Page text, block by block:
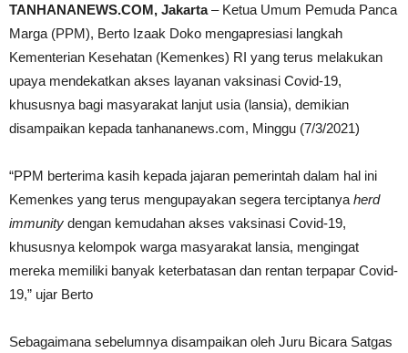
TANHANANEWS.COM, Jakarta– Ketua Umum Pemuda Panca
Marga (PPM), Berto Izaak Doko mengapresiasi langkah
Kementerian Kesehatan (Kemenkes) RI yang terus melakukan
upaya mendekatkan akses layanan vaksinasi Covid-19,
khususnya bagi masyarakat lanjut usia (lansia), demikian
disampaikan kepada tanhananews.com, Minggu (7/3/2021)
“PPM berterima kasih kepada jajaran pemerintah dalam hal ini
Kemenkes yang terus mengupayakan segera terciptanya herd
immunity dengan kemudahan akses vaksinasi Covid-19,
khususnya kelompok warga masyarakat lansia, mengingat
mereka memiliki banyak keterbatasan dan rentan terpapar Covid-
19,” ujar Berto
Sebagaimana sebelumnya disampaikan oleh Juru Bicara Satgas